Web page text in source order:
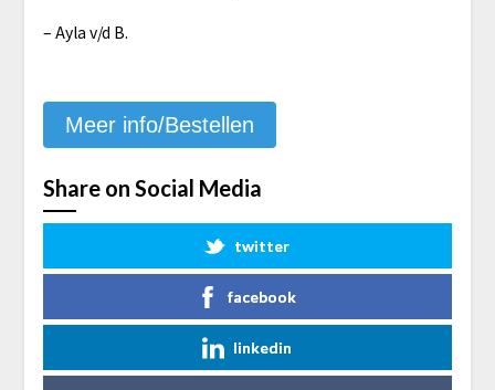
– Ayla v/d B.
Meer info/Bestellen
Share on Social Media
twitter
facebook
linkedin